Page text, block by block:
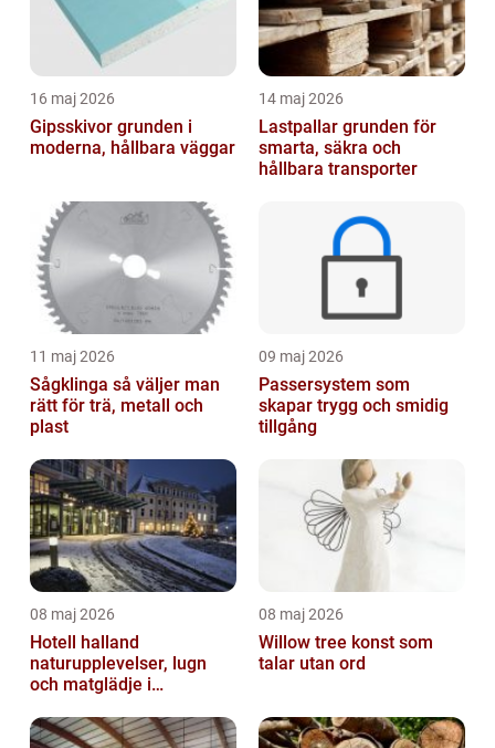
16 maj 2026
Gipsskivor grunden i
moderna, hållbara väggar
14 maj 2026
Lastpallar grunden för
smarta, säkra och
hållbara transporter
11 maj 2026
Sågklinga så väljer man
rätt för trä, metall och
plast
09 maj 2026
Passersystem som
skapar trygg och smidig
tillgång
08 maj 2026
Hotell halland
naturupplevelser, lugn
och matglädje i
08 maj 2026
Willow tree konst som
talar utan ord